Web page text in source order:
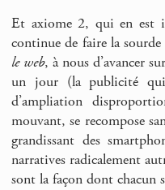
Et axiome 2, qui en est
continue de faire la
le web, à nous d’avancer
un jour (la publicité
d’ampliation
mouvant, se recompose
grandissant des
narratives radicalement
sont la façon dont chacun